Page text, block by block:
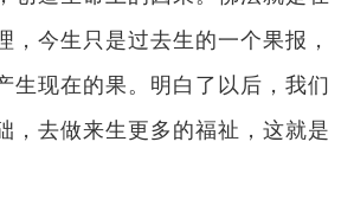
，今生只是过去生的一个果报，
生现在的果。明白了以后，我们
，去做来生更多的福祉，这就是